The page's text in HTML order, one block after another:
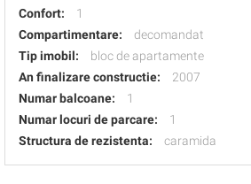
Confort:
1
Compartimentare:
decomandat
Tip imobil:
bloc de apartamente
An finalizare constructie:
2007
Numar balcoane:
1
Numar locuri de parcare:
1
Structura de rezistenta:
caramida